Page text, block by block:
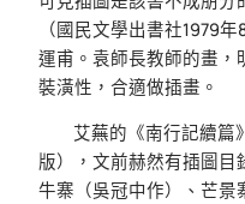
（國民文學出書社1979
運甫。袁師長教師的畫，
裝潢性，合適做插畫。
艾蕪的《南行記續篇
版），文前赫然有插圖
牛寨（吳冠中作）、芒景